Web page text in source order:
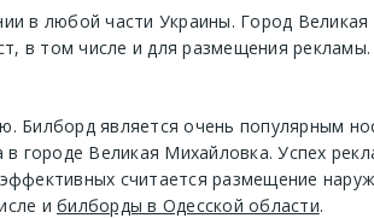
в любой части Украины. Город
в том числе и для размещения
Билборд является очень популярным
городе Великая Михайловка. Успех
считается размещение
и билборды в Одесской области.